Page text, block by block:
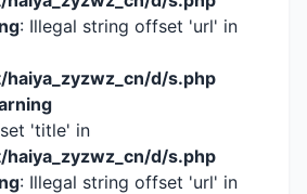
: Illegal string offset 'url' in
d/s.php
'title' in
d/s.php
: Illegal string offset 'url' in